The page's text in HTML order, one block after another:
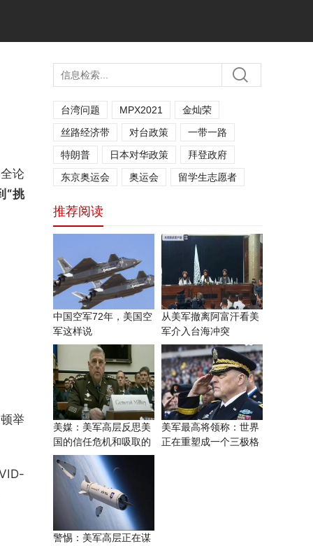
论
“挑
举
台湾问题 MPX2021
金灿荣
丝路经济带
对台政策
一带一路
特朗普
日本对华政策
拜登政府
东京奥运会
奥运会 留学生志愿者
推荐阅读
中国空军72年，美国空
军这样说
从美军撤离阿富汗看美
军介入台海冲突
美媒：美军高层反思美
国的信任危机和吸取的
教训？
美军最高将领称：世界
正在重塑成一个三极格
警惕：美军高层正在谋